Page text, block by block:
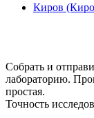
Киров
Собрать и
лабораторию.
простая.
Точность